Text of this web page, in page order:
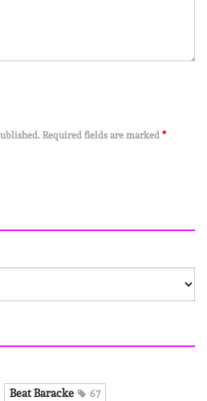
Required fields are marked *
Beat Baracke 67